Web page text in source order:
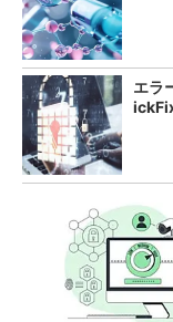
エラ